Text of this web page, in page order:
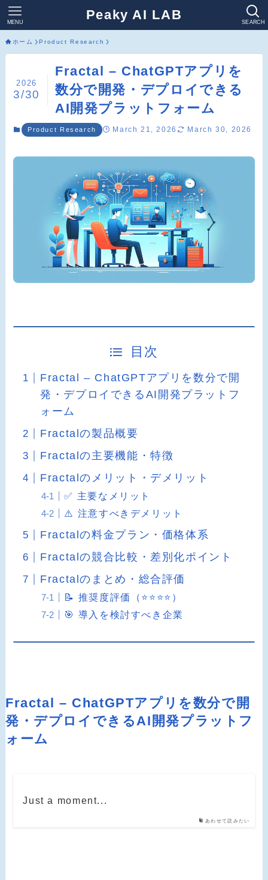
Peaky AI LAB SEARCH
MENU
ホーム Product Research
Fractal – ChatGPTアプリを
数分で開発・デプロイできる
AI開発プラットフォーム
2026
3/30
Product Research March 21, 2026 March 30, 2026
目次
Fractal – ChatGPTアプリを数分で開
発・デプロイできるAI開発プラットフ
ォーム
Fractalの製品概要
Fractalの主要機能・特徴
Fractalのメリット・デメリット
✅ 主要なメリット
⚠️ 注意すべきデメリット
Fractalの料金プラン・価格体系
Fractalの競合比較・差別化ポイント
Fractalのまとめ・総合評価
📝 推奨度評価（⭐️⭐️⭐️⭐️）
🎯 導入を検討すべき企業
Fractal – ChatGPTアプリを数分で開
発・デプロイできるAI開発プラットフ
ォーム
あわせて読みたい
Just a moment...